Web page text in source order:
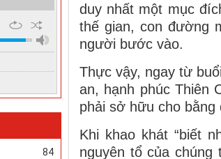
duy nhất một mục
thế gian, con đường
người bước vào.
Thực vậy, ngay từ
an, hạnh phúc Thiên
phải sở hữu cho
Khi khao khát “biết
nguyên tổ của
84